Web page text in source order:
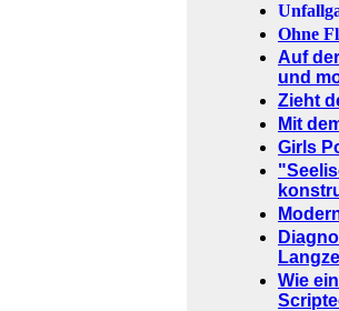
Ohne
Auf
und
Zieht
Mit
Girls
Wie